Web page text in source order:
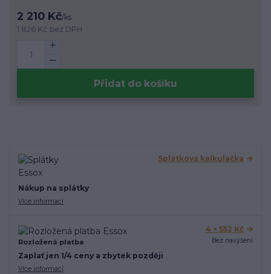
2 210 Kč/ks
1 826 Kč bez DPH
Přidat do košíku
Splátková kalkulačka
Nákup na splátky
Více informací
Rozložená platba
4 × 552 Kč
Bez navýšení
Zaplať jen 1/4 ceny a zbytek později
Více informací